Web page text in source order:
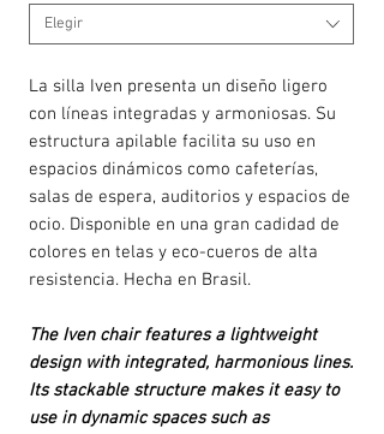
Elegir
La silla Iven presenta un diseño ligero
con líneas integradas y armoniosas. Su
estructura apilable facilita su uso en
espacios dinámicos como cafeterías,
salas de espera, auditorios y espacios de
ocio. Disponible en una gran cadidad de
colores en telas y eco-cueros de alta
resistencia. Hecha en Brasil.
The Iven chair features a lightweight
design with integrated, harmonious lines.
Its stackable structure makes it easy to
use in dynamic spaces such as